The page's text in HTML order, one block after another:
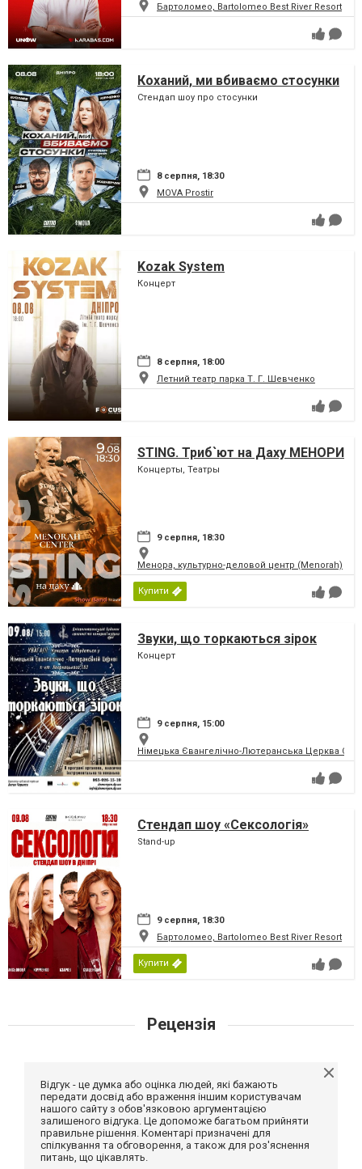
Бартоломео, Bartolomeo Best River Resort
Коханий, ми вбиваємо стосунки
Стендап шоу про стосунки
8 серпня, 18:30
MOVA Рrostir
Kozak System
Концерт
8 серпня, 18:00
Летний театр парка Т. Г. Шевченко
STING. Триб`ют на Даху МЕНОРИ
Концерты, Театры
9 серпня, 18:30
Менора, культурно-деловой центр (Menorah)
Купити
Звуки, що торкаються зірок
Концерт
9 серпня, 15:00
Німецька Євангелічно-Лютеранська Церква
Стендап шоу «Сексологія»
Stand-up
9 серпня, 18:30
Бартоломео, Bartolomeo Best River Resort
Купити
Рецензія
Відгук - це думка або оцінка людей, які бажають
передати досвід або враження іншим користувачам
нашого сайту з обов'язковою аргументацією
залишеного відгука. Це допоможе багатьом прийняти
правильне рішення. Коментарі призначені для
спілкування та обговорення, а також для роз'яснення
питань, що цікавлять.